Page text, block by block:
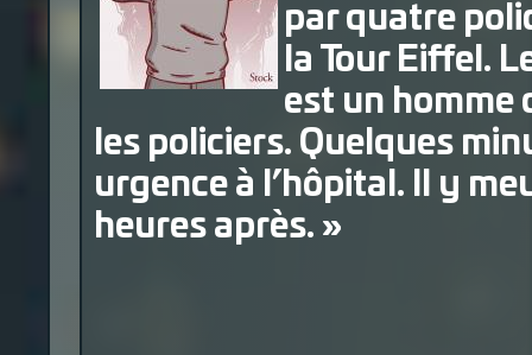
par quatre
la Tour Eiffel.
est un homme
les policiers. Quelques
urgence à l’hôpital. Il y
heures après. »